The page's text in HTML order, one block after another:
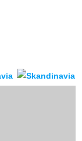
forum &